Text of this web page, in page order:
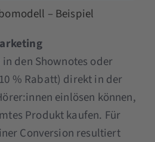
– Beispiel
den Shownotes oder
% Rabatt) direkt in der
einlösen können,
Produkt kaufen. Für
Conversion resultiert